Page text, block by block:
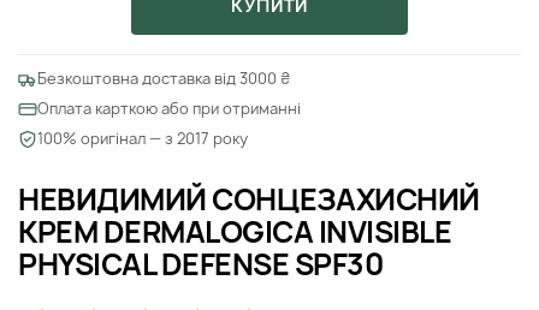
НЕВИДИМИЙ СОНЦЕЗАХИСНИЙ
КРЕМ DERMALOGICA INVISIBLE
PHYSICAL DEFENSE SPF30
КУПИТИ
Безкоштовна доставка від 3000 ₴
Оплата карткою або при отриманні
100% оригінал — з 2017 року